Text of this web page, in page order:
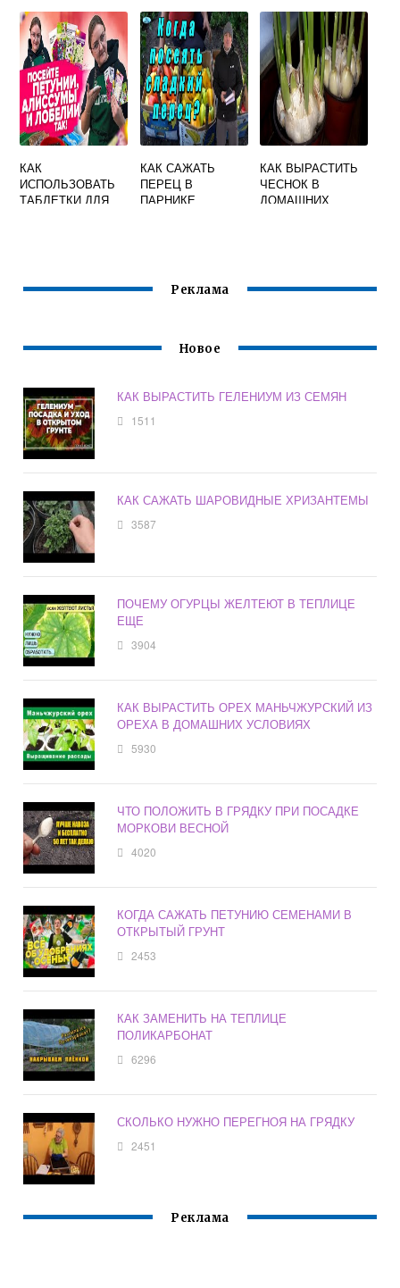
КАК
ИСПОЛЬЗОВАТЬ
ТАБЛЕТКИ ДЛЯ
КАК САЖАТЬ
ПЕРЕЦ В
ПАРНИКЕ
КАК ВЫРАСТИТЬ
ЧЕСНОК В
ДОМАШНИХ
Реклама
Новое
КАК ВЫРАСТИТЬ ГЕЛЕНИУМ ИЗ СЕМЯН
1511
КАК САЖАТЬ ШАРОВИДНЫЕ ХРИЗАНТЕМЫ
3587
ПОЧЕМУ ОГУРЦЫ ЖЕЛТЕЮТ В ТЕПЛИЦЕ
ЕЩЕ
3904
КАК ВЫРАСТИТЬ ОРЕХ МАНЬЧЖУРСКИЙ ИЗ
ОРЕХА В ДОМАШНИХ УСЛОВИЯХ
5930
ЧТО ПОЛОЖИТЬ В ГРЯДКУ ПРИ ПОСАДКЕ
МОРКОВИ ВЕСНОЙ
4020
КОГДА САЖАТЬ ПЕТУНИЮ СЕМЕНАМИ В
ОТКРЫТЫЙ ГРУНТ
2453
КАК ЗАМЕНИТЬ НА ТЕПЛИЦЕ
ПОЛИКАРБОНАТ
6296
СКОЛЬКО НУЖНО ПЕРЕГНОЯ НА ГРЯДКУ
2451
Реклама